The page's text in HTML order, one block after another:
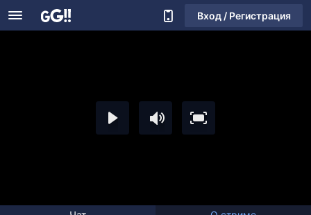
Вход / Регистрация